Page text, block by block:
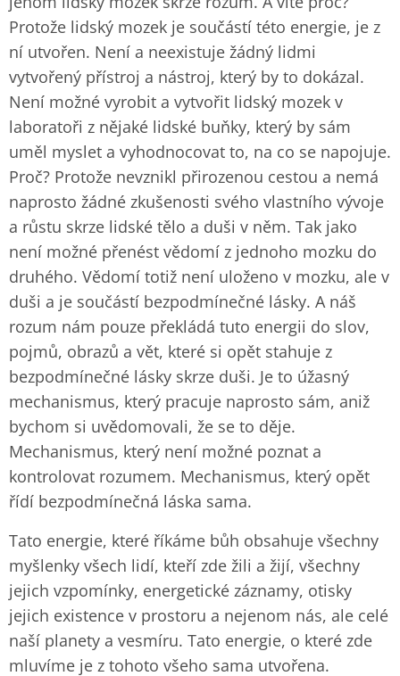
Protože lidský mozek je součástí této energie, je z
ní utvořen. Není a neexistuje žádný lidmi
vytvořený přístroj a nástroj, který by to dokázal.
Není možné vyrobit a vytvořit lidský mozek v
laboratoři z nějaké lidské buňky, který by sám
uměl myslet a vyhodnocovat to, na co se napojuje.
Proč? Protože nevznikl přirozenou cestou a nemá
naprosto žádné zkušenosti svého vlastního vývoje
a růstu skrze lidské tělo a duši v něm. Tak jako
není možné přenést vědomí z jednoho mozku do
druhého. Vědomí totiž není uloženo v mozku, ale v
duši a je součástí bezpodmínečné lásky. A náš
rozum nám pouze překládá tuto energii do slov,
pojmů, obrazů a vět, které si opět stahuje z
bezpodmínečné lásky skrze duši. Je to úžasný
mechanismus, který pracuje naprosto sám, aniž
bychom si uvědomovali, že se to děje.
Mechanismus, který není možné poznat a
kontrolovat rozumem. Mechanismus, který opět
řídí bezpodmínečná láska sama.
Tato energie, které říkáme bůh obsahuje všechny
myšlenky všech lidí, kteří zde žili a žijí, všechny
jejich vzpomínky, energetické záznamy, otisky
jejich existence v prostoru a nejenom nás, ale celé
naší planety a vesmíru. Tato energie, o které zde
mluvíme je z tohoto všeho sama utvořena.